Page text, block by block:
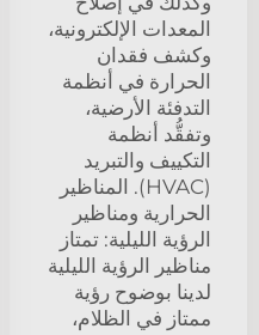
المعدات الإلكترونية،
وكشف فقدان
الحرارة في أنظمة
التدفئة الأرضية،
وتفقُّد أنظمة
التكييف والتبريد
(HVAC). المناظير
الحرارية ومناظير
الرؤية الليلية: تمتاز
مناظير الرؤية الليلية
لدينا بوضوح رؤية
ممتاز في الظلام،